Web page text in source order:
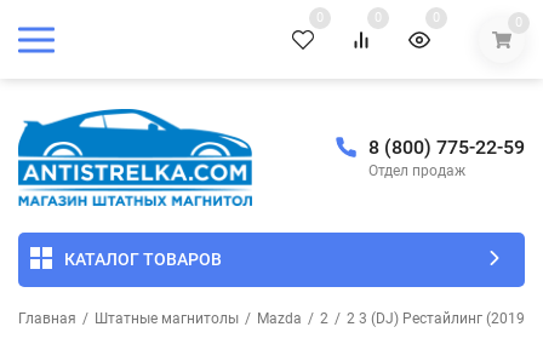
0 0 0 0
8 (800) 775-22-59
Отдел продаж
КАТАЛОГ ТОВАРОВ
Главная / Штатные магнитолы / Mazda / 2 / 2 3 (DJ) Рестайлинг (2019-